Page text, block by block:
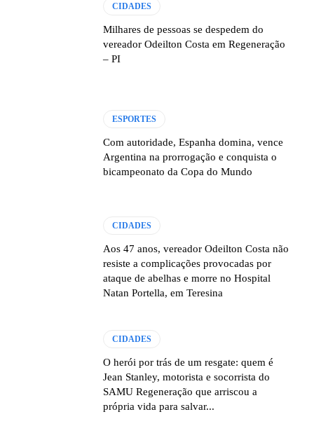
CIDADES
Milhares de pessoas se despedem do
vereador Odeilton Costa em Regeneração
– PI
ESPORTES
Com autoridade, Espanha domina, vence
Argentina na prorrogação e conquista o
bicampeonato da Copa do Mundo
CIDADES
Aos 47 anos, vereador Odeilton Costa não
resiste a complicações provocadas por
ataque de abelhas e morre no Hospital
Natan Portella, em Teresina
CIDADES
O herói por trás de um resgate: quem é
Jean Stanley, motorista e socorrista do
SAMU Regeneração que arriscou a
própria vida para salvar...